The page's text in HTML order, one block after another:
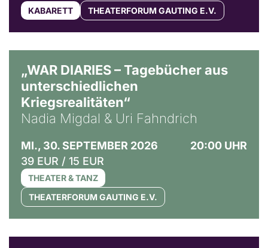
KABARETT THEATERFORUM GAUTING E.V.
„WAR DIARIES – Tagebücher aus
unterschiedlichen
Kriegsrealitäten“
Nadia Migdal & Uri Fahndrich
MI., 30. SEPTEMBER 2026
20:00 UHR
39 EUR / 15 EUR
THEATER & TANZ
THEATERFORUM GAUTING E.V.